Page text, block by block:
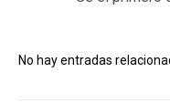
No hay entradas